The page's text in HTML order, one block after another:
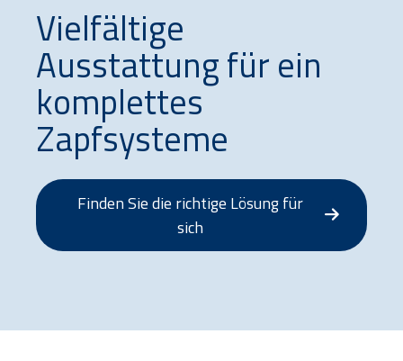
Vielfältige
Ausstattung für ein
komplettes
Zapfsysteme
Finden Sie die richtige Lösung für
sich